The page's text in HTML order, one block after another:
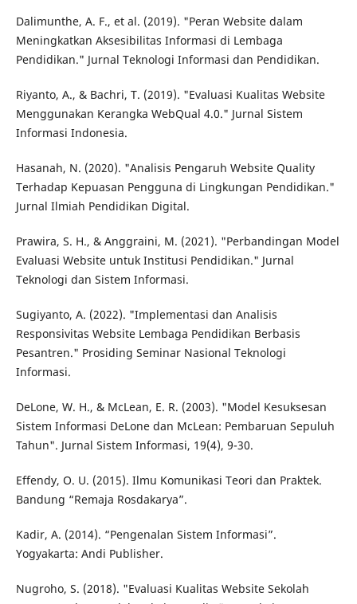
Dalimunthe, A. F., et al. (2019). "Peran Website dalam
Meningkatkan Aksesibilitas Informasi di Lembaga
Pendidikan." Jurnal Teknologi Informasi dan Pendidikan.
Riyanto, A., & Bachri, T. (2019). "Evaluasi Kualitas Website
Menggunakan Kerangka WebQual 4.0." Jurnal Sistem
Informasi Indonesia.
Hasanah, N. (2020). "Analisis Pengaruh Website Quality
Terhadap Kepuasan Pengguna di Lingkungan Pendidikan."
Jurnal Ilmiah Pendidikan Digital.
Prawira, S. H., & Anggraini, M. (2021). "Perbandingan Model
Evaluasi Website untuk Institusi Pendidikan." Jurnal
Teknologi dan Sistem Informasi.
Sugiyanto, A. (2022). "Implementasi dan Analisis
Responsivitas Website Lembaga Pendidikan Berbasis
Pesantren." Prosiding Seminar Nasional Teknologi
Informasi.
DeLone, W. H., & McLean, E. R. (2003). "Model Kesuksesan
Sistem Informasi DeLone dan McLean: Pembaruan Sepuluh
Tahun". Jurnal Sistem Informasi, 19(4), 9-30.
Effendy, O. U. (2015). Ilmu Komunikasi Teori dan Praktek.
Bandung “Remaja Rosdakarya”.
Kadir, A. (2014). “Pengenalan Sistem Informasi”.
Yogyakarta: Andi Publisher.
Nugroho, S. (2018). "Evaluasi Kualitas Website Sekolah